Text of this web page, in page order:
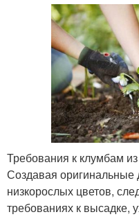
Требования к клумбам
Создавая
низкорослых цветов,
требованиях к высадке,